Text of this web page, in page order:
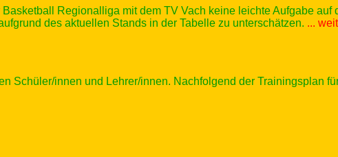
Regionalliga mit dem TV Vach keine leichte Aufgabe
des aktuellen Stands in der Tabelle zu unterschätzen. ...
Schüler/innen und Lehrer/innen. Nachfolgend der Trainingsplan